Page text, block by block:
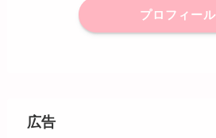
プロフィール
広告